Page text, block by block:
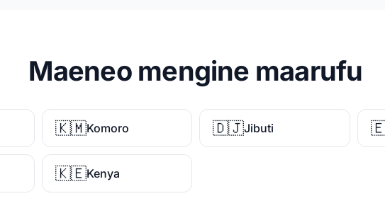
Maeneo mengine maarufu
🇰🇲Komoro 🇩🇯Jibuti
🇰🇪Kenya